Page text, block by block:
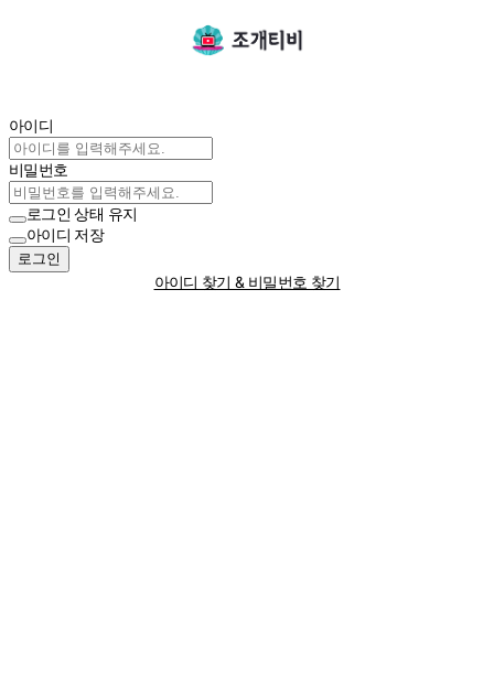
아이디
비밀번호
로그인 상태 유지
아이디 저장
로그인
아이디 찾기 & 비밀번호 찾기